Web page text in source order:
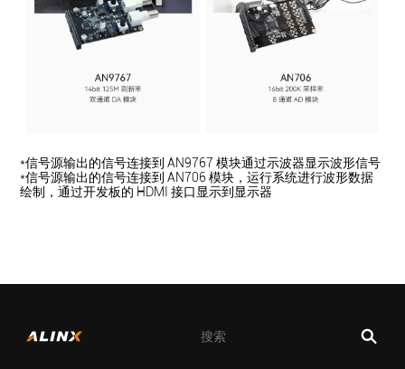
*信号源输出的信号连接到 AN9767 模块通过示波器显示波形信号
*信号源输出的信号连接到 AN706 模块，运行系统进行波形数据
绘制，通过开发板的 HDMI 接口显示到显示器